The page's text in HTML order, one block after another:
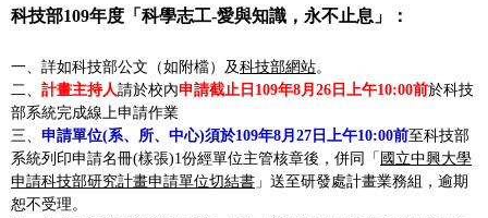
科技部109年度「科學志工-愛與知識，永不止息」：
一、詳如科技部公文（如附檔）及科技部網站。
二、 計畫主持人請於校內申請截止日109年8月26日上午10:00前於科技
部系統完成線上申請作業
三、 申請單位(系、所、中心)須於109年8月27日上午10:00前至科技部
系統列印申請名冊(樣張)1份經單位主管核章後，併同
「 國立中興大學
申請科技部研究計畫申請單位切結書 」 送至研發處計畫業務組，逾期
恕不受理。